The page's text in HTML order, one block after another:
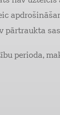
pārtraukta
perioda,